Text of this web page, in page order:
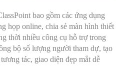
bao gồm các ứng dụng
họp online, chia sẻ màn hình thiết
thời nhiều công cụ hỗ trợ trong
bộ số lượng người tham dự, tạo
tác, giao diện đẹp mắt dễ